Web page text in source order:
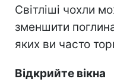
Світліші чохли
зменшити
яких ви часто
Відкрийте вікна